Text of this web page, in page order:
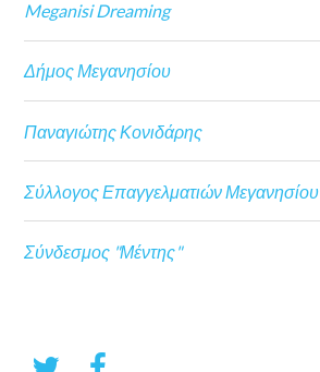
Meganisi Dreaming
Δήμος Μεγανησίου
Παναγιώτης Κονιδάρης
Σύλλογος Επαγγελματιών Μεγανησίου
Σύνδεσμος "Μέντης"